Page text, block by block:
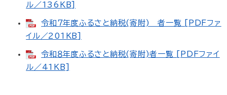
ル／136KB]
令和７年度ふるさと納税(寄附) 者一覧 [PDFファ
イル／201KB]
令和８年度ふるさと納税(寄附)者一覧 [PDFファイ
ル／41KB]